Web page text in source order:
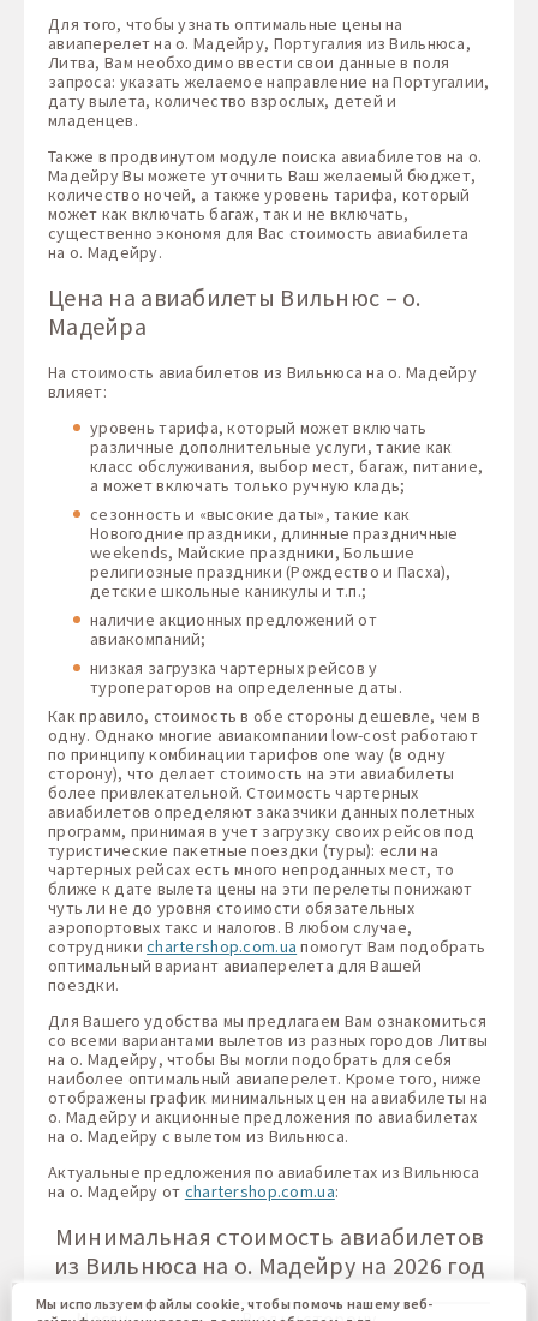
Для того, чтобы узнать оптимальные цены на
авиаперелет на о. Мадейру, Португалия из Вильнюса,
Литва, Вам необходимо ввести свои данные в поля
запроса: указать желаемое направление на Португалии,
дату вылета, количество взрослых, детей и
младенцев.
Также в продвинутом модуле поиска авиабилетов на о.
Мадейру Вы можете уточнить Ваш желаемый бюджет,
количество ночей, а также уровень тарифа, который
может как включать багаж, так и не включать,
существенно экономя для Вас стоимость авиабилета
на о. Мадейру.
Цена на авиабилеты Вильнюс – о.
Мадейра
На стоимость авиабилетов из Вильнюса на о. Мадейру
влияет:
уровень тарифа, который может включать
различные дополнительные услуги, такие как
класс обслуживания, выбор мест, багаж, питание,
а может включать только ручную кладь;
сезонность и «высокие даты», такие как
Новогодние праздники, длинные праздничные
weekends, Майские праздники, Большие
религиозные праздники (Рождество и Пасха),
детские школьные каникулы и т.п.;
наличие акционных предложений от
авиакомпаний;
низкая загрузка чартерных рейсов у
туроператоров на определенные даты.
Как правило, стоимость в обе стороны дешевле, чем в
одну. Однако многие авиакомпании low-cost работают
по принципу комбинации тарифов one way (в одну
сторону), что делает стоимость на эти авиабилеты
более привлекательной. Стоимость чартерных
авиабилетов определяют заказчики данных полетных
программ, принимая в учет загрузку своих рейсов под
туристические пакетные поездки (туры): если на
чартерных рейсах есть много непроданных мест, то
ближе к дате вылета цены на эти перелеты понижают
чуть ли не до уровня стоимости обязательных
аэропортовых такс и налогов. В любом случае,
сотрудникиchartershop.com.ua помогут Вам подобрать
оптимальный вариант авиаперелета для Вашей
поездки.
Для Вашего удобства мы предлагаем Вам ознакомиться
со всеми вариантами вылетов из разных городов Литвы
на о. Мадейру, чтобы Вы могли подобрать для себя
наиболее оптимальный авиаперелет. Кроме того, ниже
отображены график минимальных цен на авиабилеты на
о. Мадейру и акционные предложения по авиабилетах
на о. Мадейру с вылетом из Вильнюса.
Актуальные предложения по авиабилетах из Вильнюса
на о. Мадейру от chartershop.com.ua:
Минимальная стоимость авиабилетов
из Вильнюса на о. Мадейру на 2026 год
Мы используем файлы cookie, чтобы помочь нашему веб-